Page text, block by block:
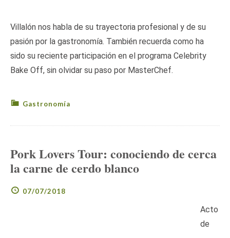
Villalón nos habla de su trayectoria profesional y de su
pasión por la gastronomía. También recuerda como ha
sido su reciente participación en el programa Celebrity
Bake Off, sin olvidar su paso por MasterChef.
Gastronomía
Pork Lovers Tour: conociendo de cerca
la carne de cerdo blanco
07/07/2018
Acto
de